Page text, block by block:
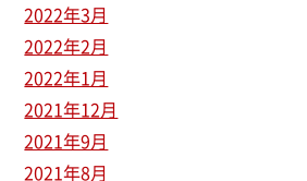
2022年3月
2022年2月
2022年1月
2021年12月
2021年9月
2021年8月